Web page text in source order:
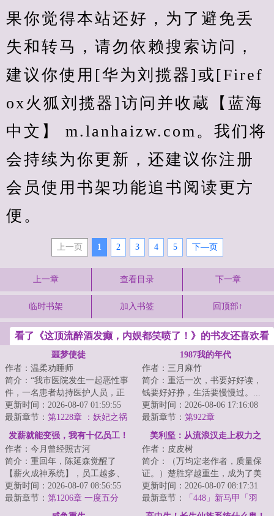
果你觉得本站还好，为了避免丢
失和转马，请勿依赖搜索访问，
建议你使用[华为刘揽器]或[Firef
ox火狐刘揽器]访问并收蔵【蓝海
中文】 m.lanhaizw.com。我们将
会持续为你更新，还建议你注册
会员使用书架功能追书阅读更方
便。
上一页 1 2 3 4 5 下—页
上一章 查看目录 下一章
临时书架 加入书签 回顶部↑
看了《这顶流醉酒发癫，内娱都笑喷了！》的书友还喜欢看
噩梦使徒
作者：温柔劝睡师
简介：“我市医院发生一起恶性事
件，一名患者劫持医护人员，正
在与警方对峙......”杨逍关闭电视
机，下一...
更新时间：2026-08-07 01:59:55
最新章节： 第1228章 ：妖妃之祸
1987我的年代
作者：三月麻竹
简介：重活一次，书要好好读，
钱要好好挣，生活要慢慢过。...
更新时间：2026-08-06 17:16:08
最新章节： 第922章
发薪就能变强，我有十亿员工！
作者：今月曾经照古河
简介：重回年，陈延森觉醒了
【薪火成神系统】，员工越多、
工资越高，薪火积累越快，能力
就越强！精神+，...
更新时间：2026-08-07 08:56:55
最新章节： 第1206章 一度五分
钱，电价地板！我想把这个世界
美利坚：从流浪汉走上权力之
作者：皮皮树
简介：（万均定老作者，质量保
证。）楚胜穿越重生，成为了美
利坚的一个流浪汉。「叮……打
野系统，绑定中...
更新时间：2026-08-07 08:17:31
最新章节：
「448」新马甲「羽
蛇」：代理人，你愿意背负命运